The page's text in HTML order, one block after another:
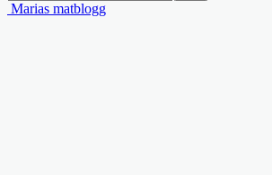
Marias matblogg